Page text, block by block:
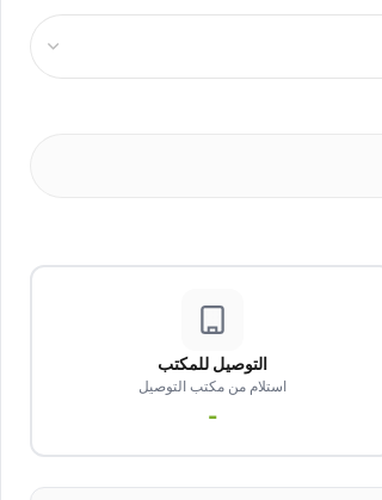
التوصيل للمكتب
استلام من مكتب التوصيل
-